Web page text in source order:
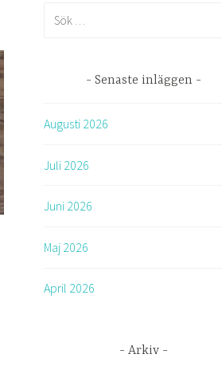
e
:
Senaste inläggen
Augusti 2026
Juli 2026
Juni 2026
Maj 2026
April 2026
Arkiv